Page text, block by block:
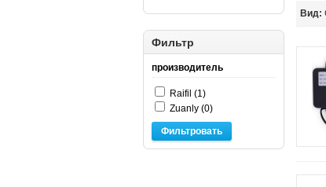
Фильтр
производитель
Raifil (1)
Zuanly (0)
Фильтровать
Вид: